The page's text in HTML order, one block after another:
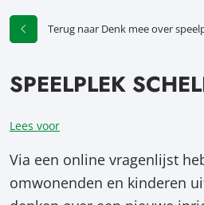
Terug naar Denk mee over
SPEELPLEK
Lees voor
Via een online vragenlijst
omwonenden en kinderen